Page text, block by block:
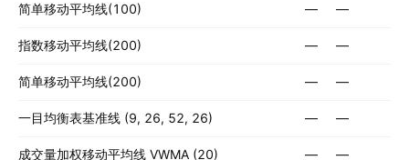
简单移动平均线(100) — —
指数移动平均线(200) — —
简单移动平均线(200) — —
一目均衡表基准线 (9, 26, 52, 26) — —
成交量加权移动平均线 VWMA (20) — —